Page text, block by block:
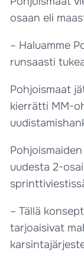
osaan eli
– Haluamme
runsaasti
Pohjoismaat
kierrätti MM-
uudesta 2-
– Tällä
tarjoaisivat